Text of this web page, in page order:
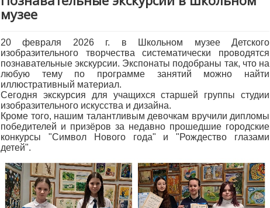
музее
️20 февраля 2026 г. в Школьном музее Детского
изобразительного творчествасистематически проводятся
познавательные экскурсии. Экспонаты подобраны так, что на
любую тему по программе занятий можно найти
иллюстративный материал.
Сегодня экскурсия для учащихся старшей группы студии
изобразительного искусства и дизайна.
Кроме того, нашим талантливым девочкам вручили дипломы
победителей и призёров за недавно прошедшие городские
конкурсы "Символ Нового года" и "Рождество глазами
детей".